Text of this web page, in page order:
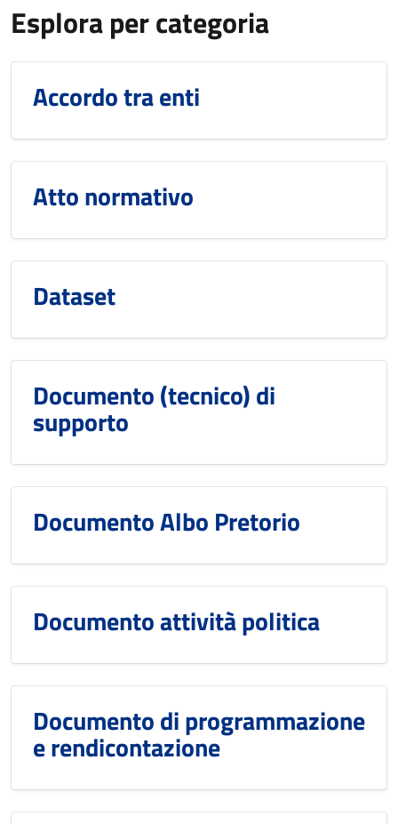
Esplora per categoria
Accordo tra enti
Atto normativo
Dataset
Documento (tecnico) di
supporto
Documento Albo Pretorio
Documento attività politica
Documento di programmazione
e rendicontazione